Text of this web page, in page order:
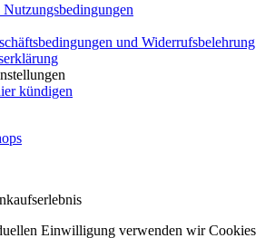
und Widerrufsbelehrung
kündigen
Einwilligung verwenden wir Cookies